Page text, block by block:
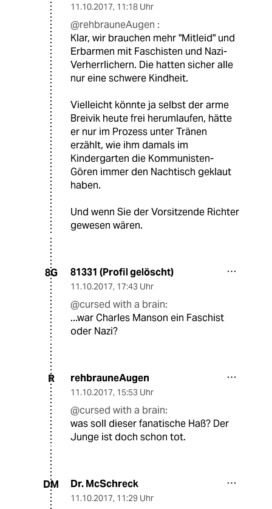
11.10.2017, 11:18 Uhr
@rehbrauneAugen :
Klar, wir brauchen mehr "Mitleid" und
Erbarmen mit Faschisten und Nazi-
Verherrlichern. Die hatten sicher alle
nur eine schwere Kindheit.
Vielleicht könnte ja selbst der arme
Breivik heute frei herumlaufen, hätte
er nur im Prozess unter Tränen
erzählt, wie ihm damals im
Kindergarten die Kommunisten-
Gören immer den Nachtisch geklaut
haben.
Und wenn Sie der Vorsitzende Richter
gewesen wären.
8G 81331 (Profil gelöscht)
11.10.2017, 17:43 Uhr
@cursed with a brain:
...war Charles Manson ein Faschist
oder Nazi?
R rehbrauneAugen
11.10.2017, 15:53 Uhr
@cursed with a brain:
was soll dieser fanatische Haß? Der
Junge ist doch schon tot.
DM Dr. McSchreck
11.10.2017, 11:29 Uhr